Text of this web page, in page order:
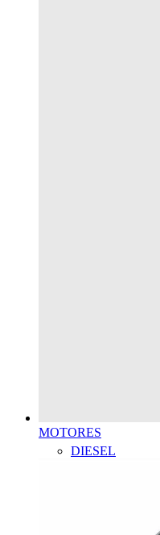
MOTORES
DIESEL